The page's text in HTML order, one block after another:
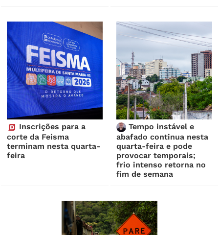
Inscrições para a
corte da Feisma
terminam nesta quarta-
feira
Tempo instável e
abafado continua nesta
quarta-feira e pode
provocar temporais;
frio intenso retorna no
fim de semana